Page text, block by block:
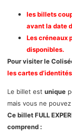
les billets
avant la date
Les créneaux
disponibles.
Pour visiter le
les cartes
Le billet est unique
mais vous ne
Ce billet FULL
comprend :